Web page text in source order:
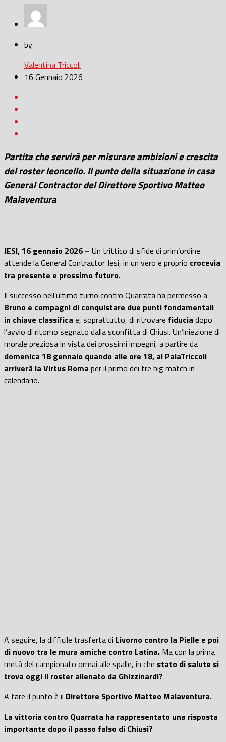
by
Valentina Triccoli
16 Gennaio 2026
Partita che servirà per misurare ambizioni e crescita
del roster leoncello. Il punto della situazione in casa
General Contractor del Direttore Sportivo Matteo
Malaventura
JESI, 16 gennaio 2026 – Un trittico di sfide di prim’ordine
attende la General Contractor Jesi, in un vero e proprio crocevia
tra presente e prossimo futuro.
Il successo nell’ultimo turno contro Quarrata ha permesso a
Bruno e compagni di conquistare due punti fondamentali
in chiave classifica e, soprattutto, di ritrovare fiducia dopo
l’avvio di ritorno segnato dalla sconfitta di Chiusi. Un’iniezione di
morale preziosa in vista dei prossimi impegni, a partire da
domenica 18 gennaio quando alle ore 18, al PalaTriccoli
arriverà la Virtus Roma per il primo dei tre big match in
calendario.
A seguire, la difficile trasferta di Livorno contro la Pielle e poi
di nuovo tra le mura amiche contro Latina. Ma con la prima
metà del campionato ormai alle spalle, in che stato di salute si
trova oggi il roster allenato da Ghizzinardi?
A fare il punto è il Direttore Sportivo Matteo Malaventura.
La vittoria contro Quarrata ha rappresentato una risposta
importante dopo il passo falso di Chiusi?